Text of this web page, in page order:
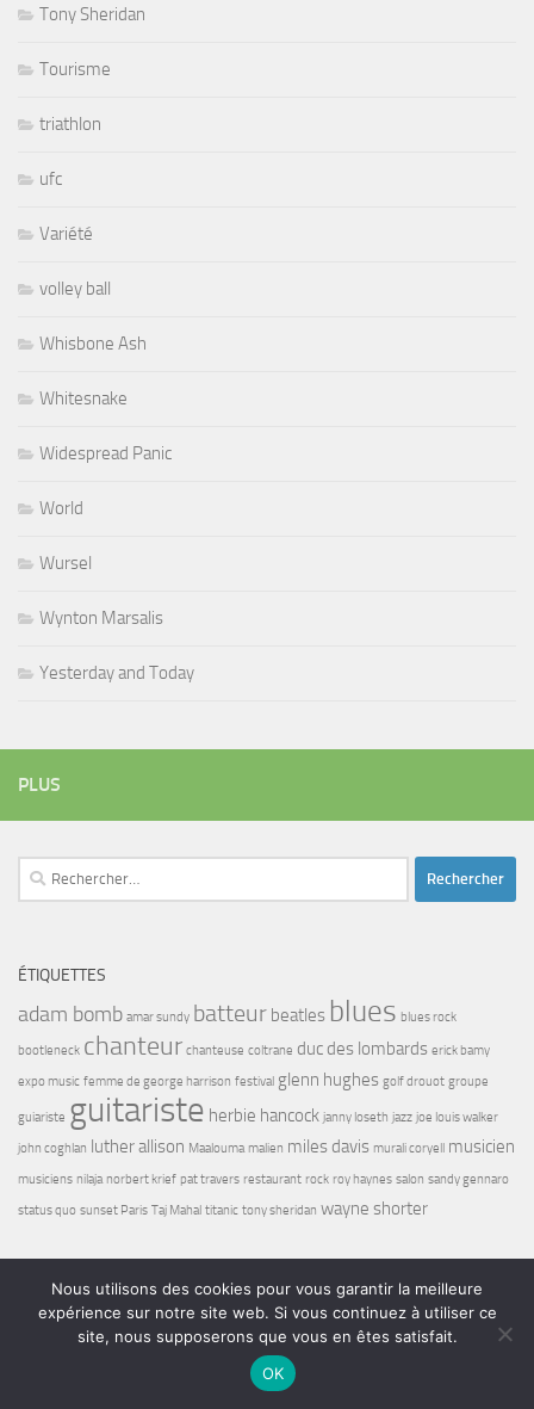
Tony Sheridan
Tourisme
triathlon
ufc
Variété
volley ball
Whisbone Ash
Whitesnake
Widespread Panic
World
Wursel
Wynton Marsalis
Yesterday and Today
PLUS
Rechercher :
ÉTIQUETTES
adam bomb amar sundy batteur beatles blues blues rock
bootleneck chanteur chanteuse coltrane duc des lombards erick bamy
expo music femme de george harrison festival glenn hughes golf drouot groupe
guiariste guitariste herbie hancock janny loseth jazz joe louis walker
john coghlan luther allison Maalouma malien miles davis murali coryell musicien
musiciens nilaja norbert krief pat travers restaurant rock roy haynes salon sandy gennaro
status quo sunset Paris Taj Mahal titanic tony sheridan wayne shorter
Bel7 Infos © 2026. Tous droits réservés.
- Conçu par
Nous utilisons des cookies pour vous garantir la meilleure
expérience sur notre site web. Si vous continuez à utiliser ce
site, nous supposerons que vous en êtes satisfait.
OK